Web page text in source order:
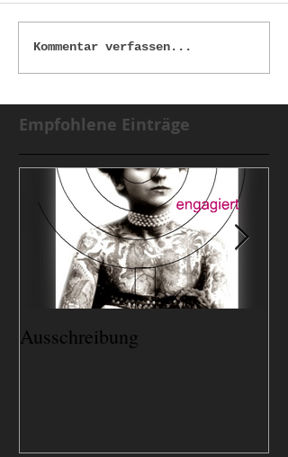
Kommentar verfassen...
Empfohlene Einträge
Ausschreibung